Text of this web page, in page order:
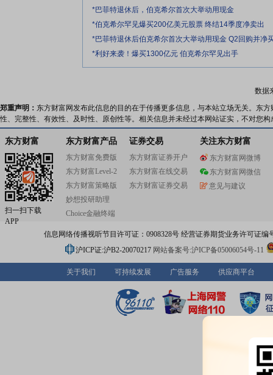
*巴菲特退休后，伯克希尔首次大举动用现金
*伯克希尔罕见爆买200亿美元股票 终结14季度净卖出
*巴菲特退休后伯克希尔首次大举动用现金 Q2回购并净
*利好来袭！爆买1300亿元 伯克希尔罕见出手
数据
郑重声明： 东方财富网发布此信息的目的在于传播更多信息，与本站立场无关。东
性、完整性、有效性、及时性、原创性等。相关信息并未经过本网站证实，不对您
东方财富
扫一扫下载
APP
东方财富产品
东方财富免费版
东方财富Level-2
东方财富策略版
妙想投研助理
Choice金融终端
证券交易
东方财富证券开户
东方财富在线交易
东方财富证券交易
关注东方财富
东方财富网微博
东方财富网微信
意见与建议
信息网络传播视听节目许可证：0908328号 经营证券期货业务许可证编
沪ICP证:沪B2-20070217 网站备案号:沪ICP备05006054号-11
关于我们 可持续发展 广告服务 供应商平台